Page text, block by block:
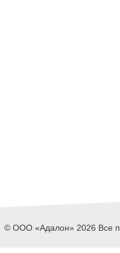
© ООО «Адалон» 2026 Все